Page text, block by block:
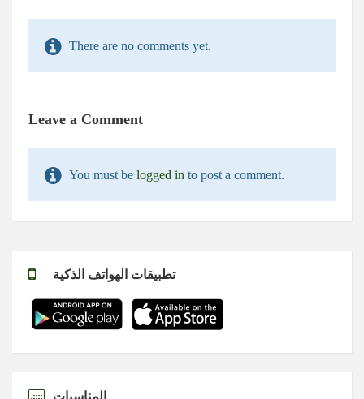
There are no comments yet.
Leave a Comment
You must be logged in to post a comment.
تطبيقات الهواتف الذكية
المناسبات